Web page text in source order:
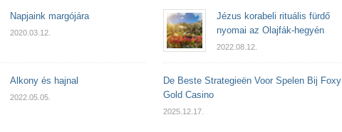
Napjaink margójára
2020.03.12.
Alkony és hajnal
2022.05.05.
Jézus korabeli rituális fürdő
nyomai az Olajfák-hegyén
2022.08.12.
De Beste Strategieën Voor Spelen Bij Foxy
Gold Casino
2025.12.17.